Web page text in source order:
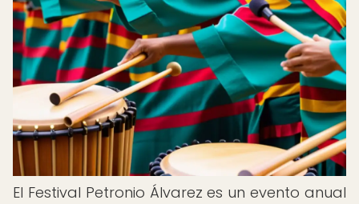
El Festival Petronio Álvarez es un evento anual